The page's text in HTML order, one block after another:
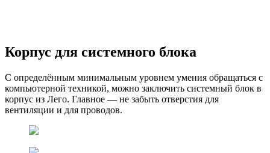
Корпус для системного блока
С определённым минимальным уровнем умения обращаться с
компьютерной техникой, можно заключить системный блок в
корпус из Лего. Главное — не забыть отверстия для
вентиляции и для проводов.